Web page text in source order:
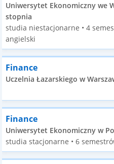
Uniwersytet Ekonomiczny we
stopnia
studia niestacjonarne • 4
angielski
Finance
Uczelnia Łazarskiego w
Finance
Uniwersytet Ekonomiczny w
studia stacjonarne • 6